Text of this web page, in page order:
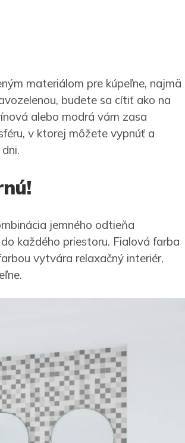
materiálom pre kúpeľne, najmä
budete sa cítiť ako na
alebo modrá vám zasa
v ktorej môžete vypnúť a
jemného odtieňa
každého priestoru. Fialová farba
vytvára relaxačný interiér,